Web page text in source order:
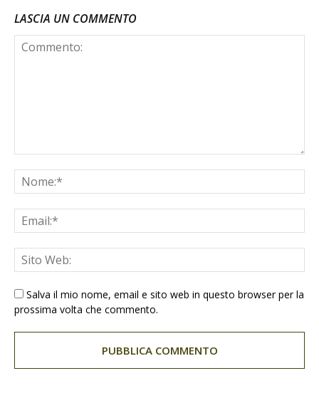
LASCIA UN COMMENTO
Salva il mio nome, email e sito web in questo browser per la
prossima volta che commento.